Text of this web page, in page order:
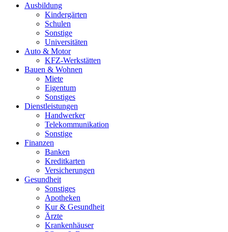
Ausbildung
Kindergärten
Schulen
Sonstige
Universitäten
Auto & Motor
KFZ-Werkstätten
Bauen & Wohnen
Miete
Eigentum
Sonstiges
Dienstleistungen
Handwerker
Telekommunikation
Sonstige
Finanzen
Banken
Kreditkarten
Versicherungen
Gesundheit
Sonstiges
Apotheken
Kur & Gesundheit
Ärzte
Krankenhäuser